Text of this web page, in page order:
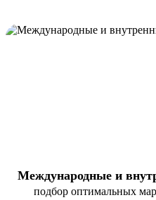
Международные и
подбор оптимальных